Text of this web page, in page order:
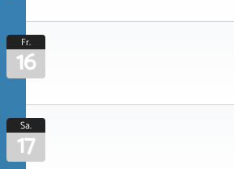
Fr.
16
Sa.
17